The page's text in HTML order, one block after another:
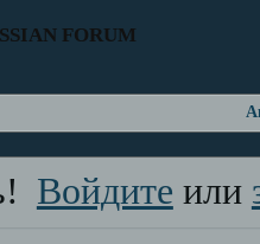
FORUM
Войдите или